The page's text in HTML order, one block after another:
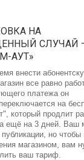
НА
СЛУЧАЙ
АУТ»
внести
все равно
платежа он
на
который продлит
ещё на 3 дней. Ваш
но чтобы
магазином, вам
ваш тариф.